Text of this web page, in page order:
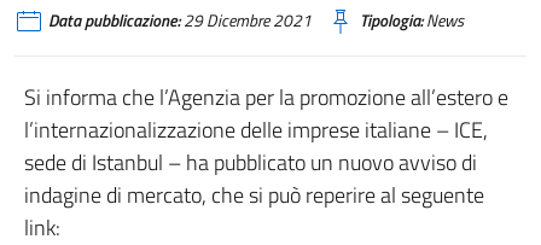
Data pubblicazione:29 Dicembre 2021 Tipologia:News
Si informa che l’Agenzia per la promozione all’estero e
l’internazionalizzazione delle imprese italiane – ICE,
sede di Istanbul – ha pubblicato un nuovo avviso di
indagine di mercato, che si può reperire al seguente
link: